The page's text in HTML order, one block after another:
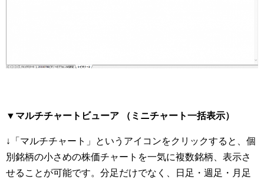
▼マルチチャートビューア （ミニチャート一括表示）
↓「マルチチャート」というアイコンをクリックすると、個
別銘柄の小さめの株価チャートを一気に複数銘柄、表示さ
せることが可能です。分足だけでなく、日足・週足・月足